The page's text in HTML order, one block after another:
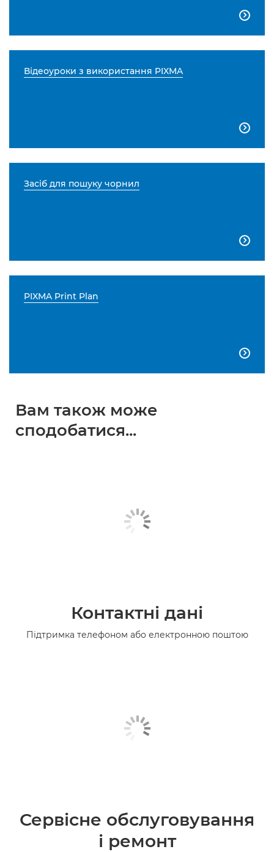

Відеоуроки з використання PIXMA

Засіб для пошуку чорнил

PIXMA Print Plan

Вам також може
сподобатися...
Контактні дані
Підтримка телефоном або електронною поштою
Сервісне обслуговування
і ремонт